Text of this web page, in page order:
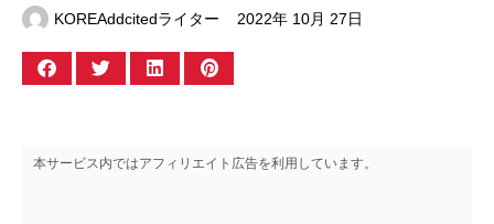
KOREAddcitedライター 2022年 10月 27日
本サービス内ではアフィリエイト広告を利用しています。